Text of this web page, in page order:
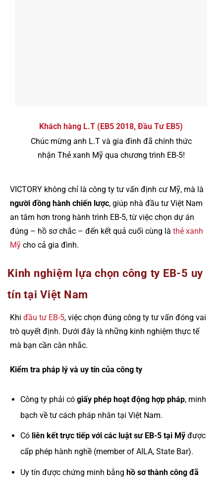
Khách hàng L.T (EB5 2018, Đầu Tư EB5)
Chúc mừng anh L.T và gia đình đã chính thức
nhận Thẻ xanh Mỹ qua chương trình EB-5!
VICTORY không chỉ là công ty tư vấn định cư Mỹ, mà là
người đồng hành chiến lược, giúp nhà đầu tư Việt Nam
an tâm hơn trong hành trình EB-5, từ việc chọn dự án
đúng – hồ sơ chắc – đến kết quả cuối cùng là thẻ xanh
Mỹ cho cả gia đình.
Kinh nghiệm lựa chọn công ty EB-5 uy
tín tại Việt Nam
Khi đầu tư EB-5, việc chọn đúng công ty tư vấn đóng vai
trò quyết định. Dưới đây là những kinh nghiệm thực tế
mà bạn cần cân nhắc.
Kiểm tra pháp lý và uy tín của công ty
Công ty phải có giấy phép hoạt động hợp pháp, minh
bạch về tư cách pháp nhân tại Việt Nam.
Có liên kết trực tiếp với các luật sư EB-5 tại Mỹđược
cấp phép hành nghề (member of AILA, State Bar).
Uy tín được chứng minh bằng hồ sơ thành công đã